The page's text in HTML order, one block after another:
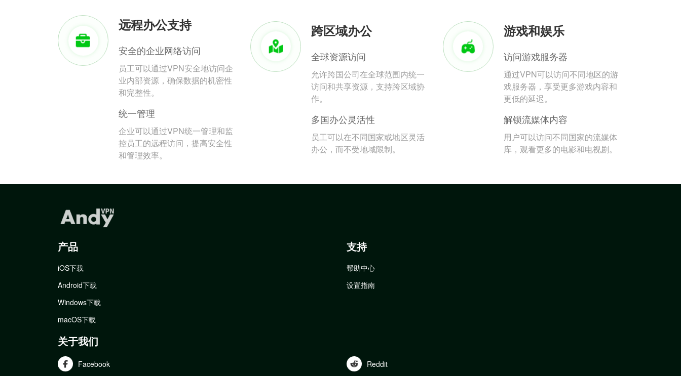
远程办公支持
安全的企业网络访问
员工可以通过VPN安全地访问企
业内部资源，确保数据的机密性
和完整性。
统一管理
企业可以通过VPN统一管理和监
控员工的远程访问，提高安全性
和管理效率。
跨区域办公
全球资源访问
允许跨国公司在全球范围内统一
访问和共享资源，支持跨区域协
作。
多国办公灵活性
员工可以在不同国家或地区灵活
办公，而不受地域限制。
游戏和娱乐
访问游戏服务器
通过VPN可以访问不同地区的游
戏服务器，享受更多游戏内容和
更低的延迟。
解锁流媒体内容
用户可以访问不同国家的流媒体
库，观看更多的电影和电视剧。
产品
iOS下载
Android下载
Windows下载
macOS下载
支持
帮助中心
设置指南
关于我们
Facebook Reddit